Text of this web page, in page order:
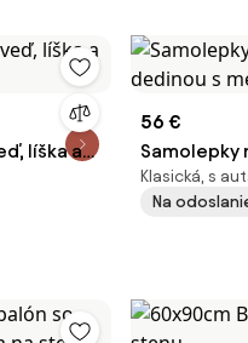
líška a
56 €
Samolepky
dedinou s
Klasická, s
Na